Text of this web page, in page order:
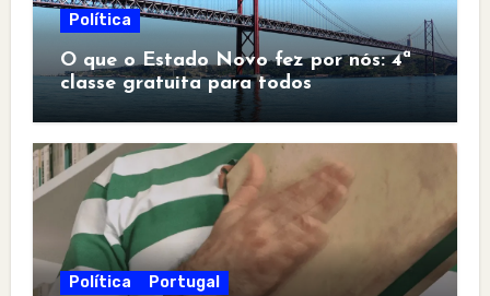
Política
O que o Estado Novo fez por nós: 4ª
classe gratuita para todos
Política Portugal